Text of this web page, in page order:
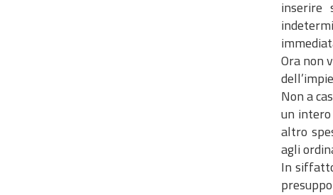
inserire
Ora non
Non a
un intero
altro
agli
​​​​​​​In